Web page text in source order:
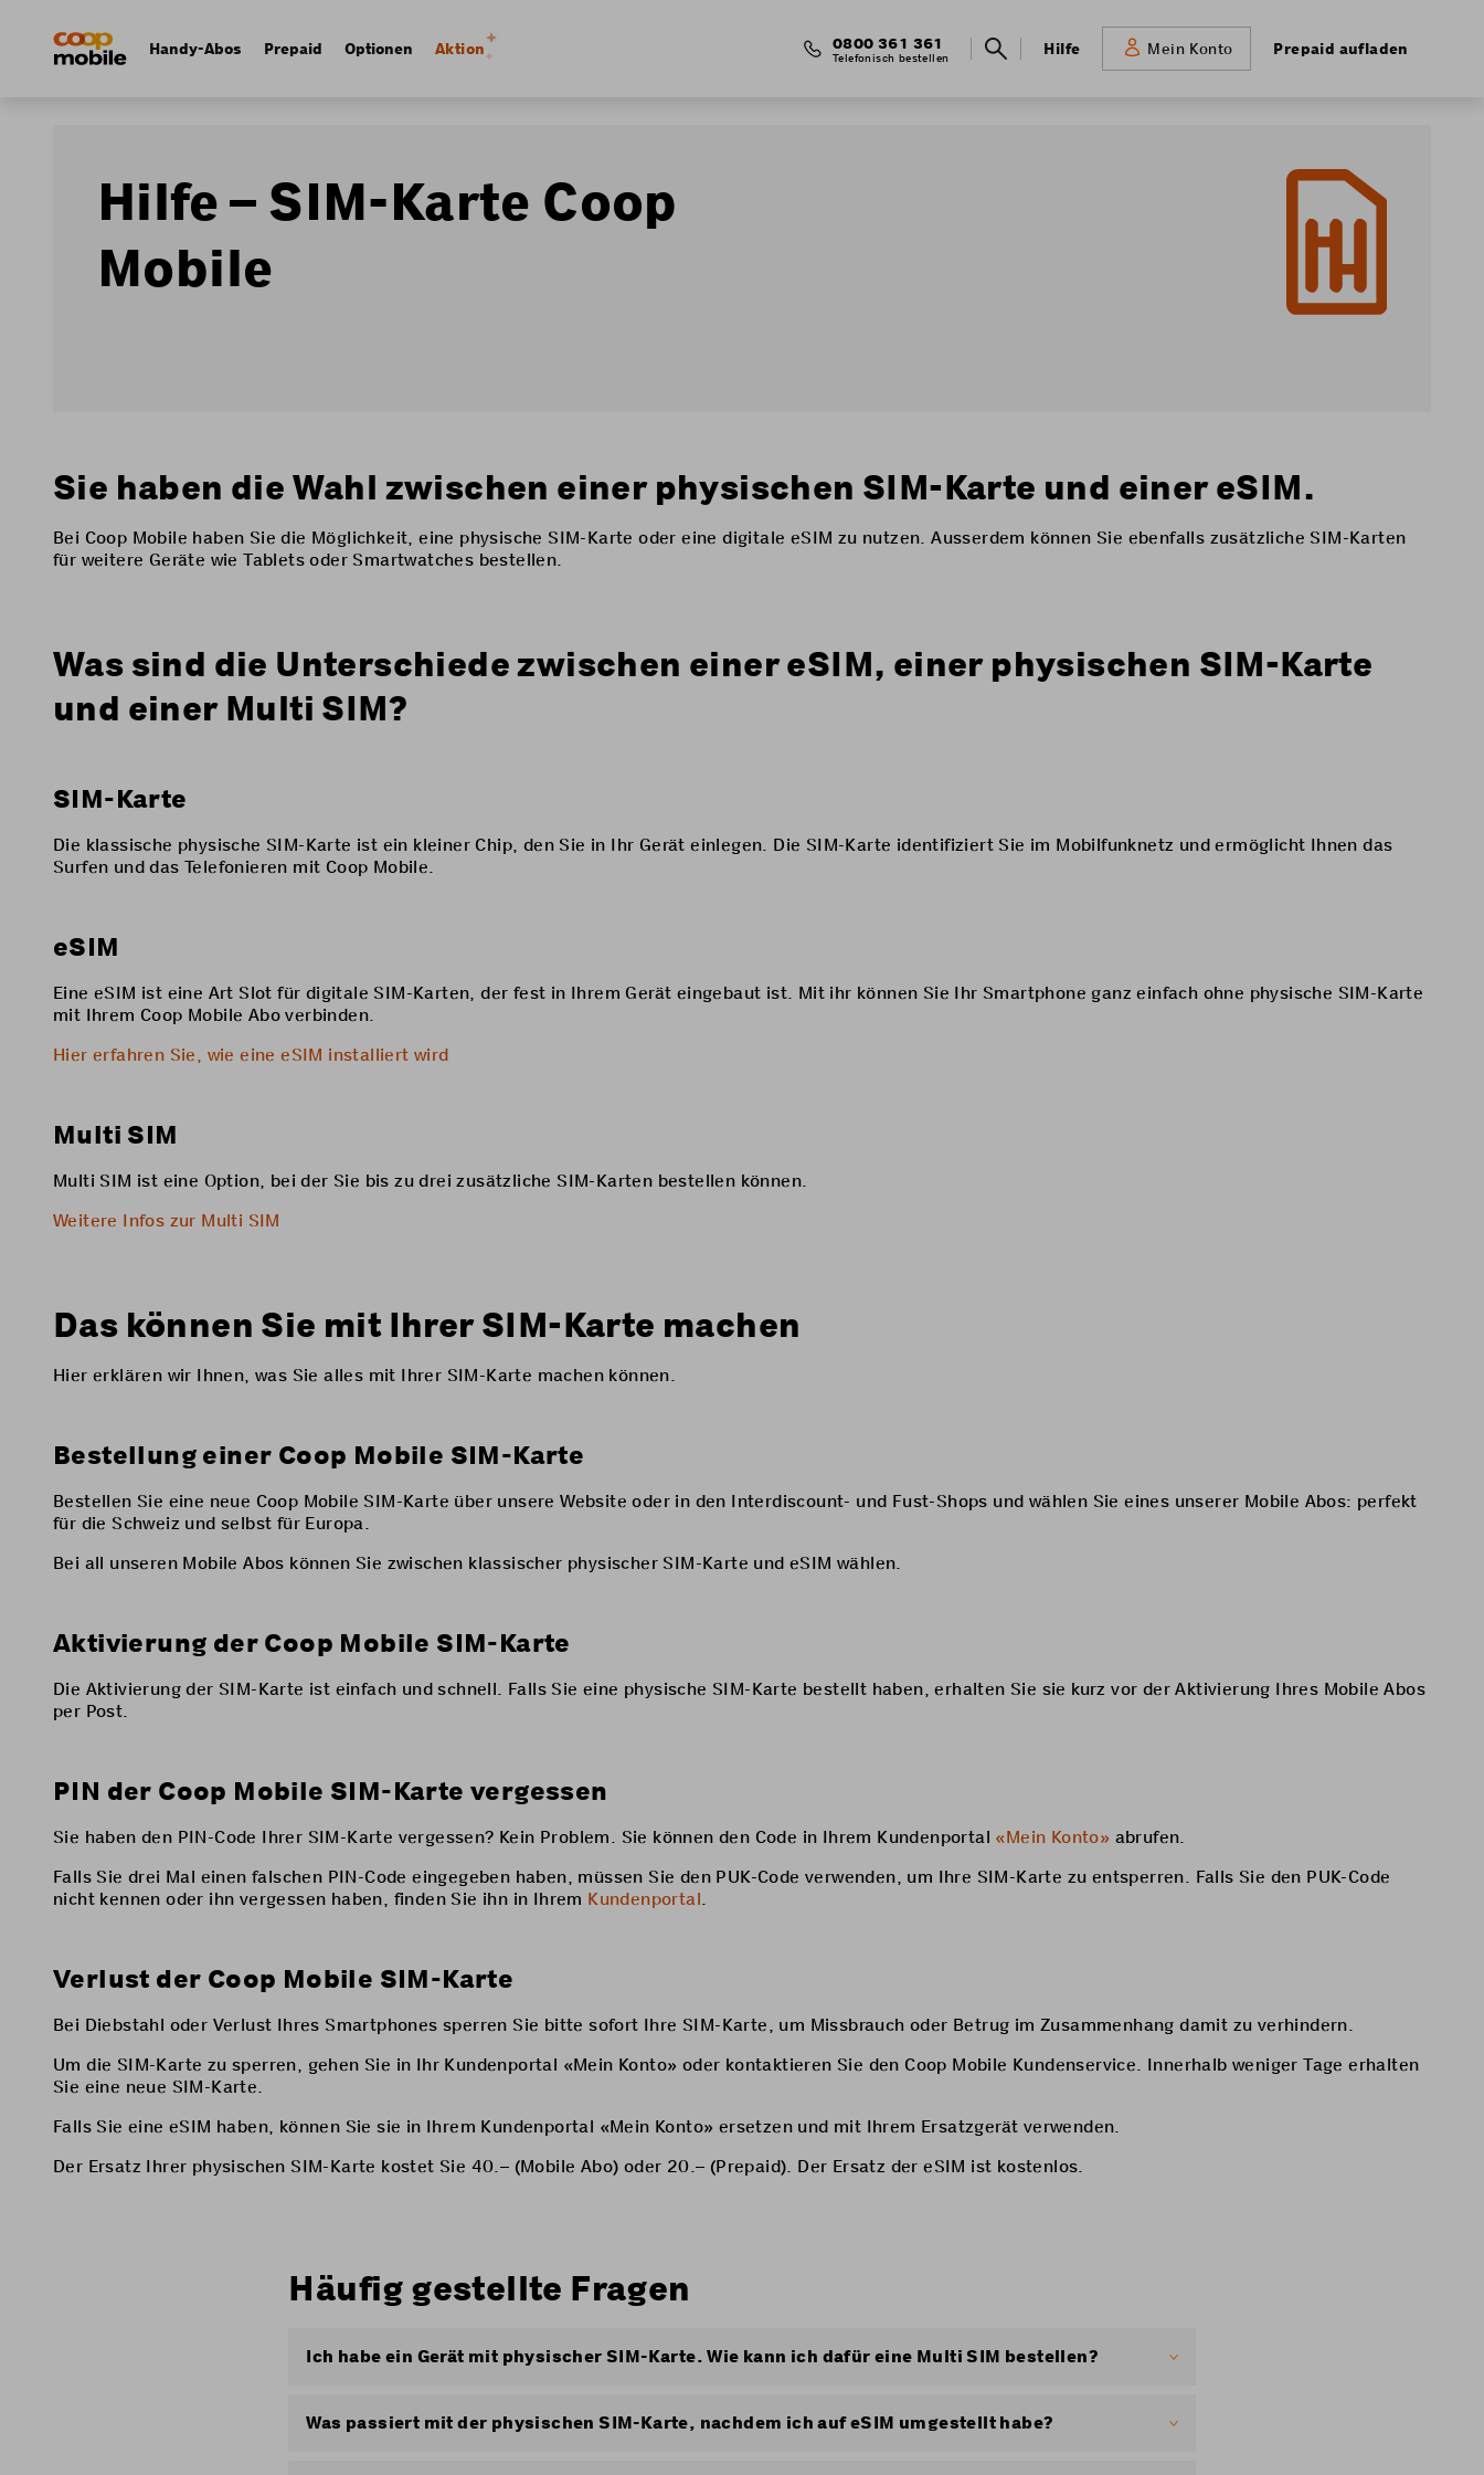
Navigation
principale
Handy-Abos Prepaid Optionen Aktion 0800 361 361
Telefonisch bestellen
navigation
Hilfe Mein Konto Prepaid aufladen
Hilfe – SIM-Karte Coop
Mobile
Sie haben die Wahl zwischen einer physischen SIM-Karte und einer eSIM.
Bei Coop Mobile haben Sie die Möglichkeit, eine physische SIM-Karte oder eine digitale eSIM zu nutzen. Ausserdem können Sie ebenfalls zusätzliche SIM-Karten
für weitere Geräte wie Tablets oder Smartwatches bestellen.
Was sind die Unterschiede zwischen einer eSIM, einer physischen SIM-Karte
und einer Multi SIM?
SIM-Karte
Die klassische physische SIM-Karte ist ein kleiner Chip, den Sie in Ihr Gerät einlegen. Die SIM-Karte identifiziert Sie im Mobilfunknetz und ermöglicht Ihnen das
Surfen und das Telefonieren mit Coop Mobile.
eSIM
Eine eSIM ist eine Art Slot für digitale SIM-Karten, der fest in Ihrem Gerät eingebaut ist. Mit ihr können Sie Ihr Smartphone ganz einfach ohne physische SIM-Karte
mit Ihrem Coop Mobile Abo verbinden.
Hier erfahren Sie, wie eine eSIM installiert wird
Multi SIM
Multi SIM ist eine Option, bei der Sie bis zu drei zusätzliche SIM-Karten bestellen können.
Weitere Infos zur Multi SIM
Das können Sie mit Ihrer SIM-Karte machen
Hier erklären wir Ihnen, was Sie alles mit Ihrer SIM-Karte machen können.
Bestellung einer Coop Mobile SIM-Karte
Bestellen Sie eine neue Coop Mobile SIM-Karte über unsere Website oder in den Interdiscount- und Fust-Shops und wählen Sie eines unserer Mobile Abos: perfekt
für die Schweiz und selbst für Europa.
Bei all unseren Mobile Abos können Sie zwischen klassischer physischer SIM-Karte und eSIM wählen.
Aktivierung der Coop Mobile SIM-Karte
Die Aktivierung der SIM-Karte ist einfach und schnell. Falls Sie eine physische SIM-Karte bestellt haben, erhalten Sie sie kurz vor der Aktivierung Ihres Mobile Abos
per Post.
PIN der Coop Mobile SIM-Karte vergessen
Sie haben den PIN-Code Ihrer SIM-Karte vergessen? Kein Problem. Sie können den Code in Ihrem Kundenportal «Mein Konto» abrufen.
Falls Sie drei Mal einen falschen PIN-Code eingegeben haben, müssen Sie den PUK-Code verwenden, um Ihre SIM-Karte zu entsperren. Falls Sie den PUK-Code
nicht kennen oder ihn vergessen haben, finden Sie ihn in Ihrem Kundenportal
Verlust der Coop Mobile SIM-Karte
Bei Diebstahl oder Verlust Ihres Smartphones sperren Sie bitte sofort Ihre SIM-Karte, um Missbrauch oder Betrug im Zusammenhang damit zu verhindern.
Um die SIM-Karte zu sperren, gehen Sie in Ihr Kundenportal «Mein Konto» oder kontaktieren Sie den Coop Mobile Kundenservice. Innerhalb weniger Tage erhalten
Sie eine neue SIM-Karte.
Falls Sie eine eSIM haben, können Sie sie in Ihrem Kundenportal «Mein Konto» ersetzen und mit Ihrem Ersatzgerät verwenden.
Der Ersatz Ihrer physischen SIM-Karte kostet Sie 40.– (Mobile Abo) oder 20.– (Prepaid). Der Ersatz der eSIM ist kostenlos.
Häufig gestellte Fragen
Ich habe ein Gerät mit physischer SIM-Karte. Wie kann ich dafür eine Multi SIM bestellen?
bestellen möchten, können Sie wie folgt vorgehen:
Was passiert mit der physischen SIM-Karte, nachdem ich auf eSIM umgestellt habe?